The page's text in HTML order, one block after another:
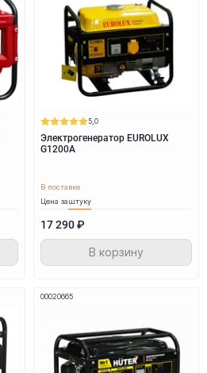
5,0
Электрогенератор EUROLUX
G1200A
В поставке
Цена заштуку
17 290 ₽
В корзину
00020665